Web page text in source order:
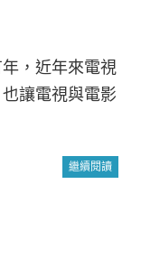
，近年來電視
讓電視與電影
繼續閱讀